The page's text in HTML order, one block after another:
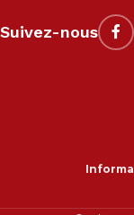
Suivez-nous